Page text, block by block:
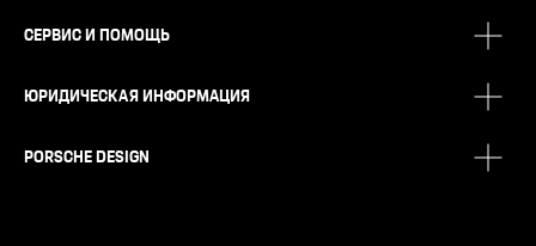
СЕРВИС И ПОМОЩЬ
ЮРИДИЧЕСКАЯ ИНФОРМАЦИЯ
PORSCHE DESIGN